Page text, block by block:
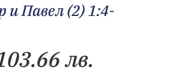
и Павел (2) 1:4-
лв.